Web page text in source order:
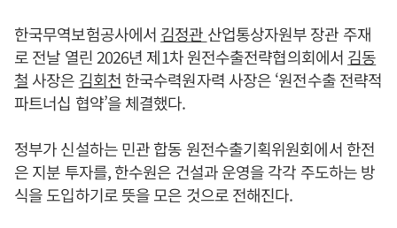
한국무역보험공사에서 김정관 산업통상자원부 장관 주재
로 전날 열린 2026년 제1차 원전수출전략협의회에서 김동
철 사장은 김회천 한국수력원자력 사장은 ‘원전수출 전략적
파트너십 협약’을 체결했다.
정부가 신설하는 민관 합동 원전수출기획위원회에서 한전
은 지분 투자를, 한수원은 건설과 운영을 각각 주도하는 방
식을 도입하기로 뜻을 모은 것으로 전해진다.